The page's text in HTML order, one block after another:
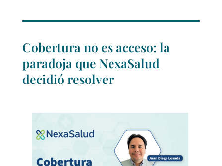
Cobertura no es acceso: la
paradoja que NexaSalud
decidió resolver